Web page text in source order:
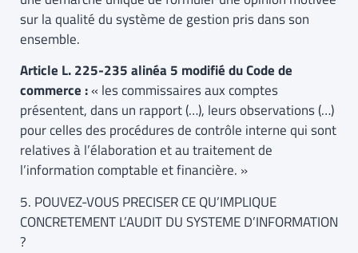
sur la qualité du système de gestion pris dans son
ensemble.
Article L. 225-235 alinéa 5 modifié du Code de
commerce :« les commissaires aux comptes
présentent, dans un rapport (…), leurs observations (…)
pour celles des procédures de contrôle interne qui sont
relatives à l’élaboration et au traitement de
l’information comptable et financière. »
5. POUVEZ-VOUS PRECISER CE QU’IMPLIQUE
CONCRETEMENT L’AUDIT DU SYSTEME D’INFORMATION
?